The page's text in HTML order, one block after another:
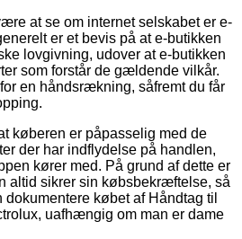
at se om internet selskabet er e-
er et bevis på at e-butikken
lovgivning, udover at e-butikken
som forstår de gældende vilkår.
en håndsrækning, såfremt du får
køberen er påpasselig med de
der har indflydelse på handlen,
kører med. På grund af dette er
altid sikrer sin købsbekræftelse, så
købet af Håndtag til
uafhængig om man er dame